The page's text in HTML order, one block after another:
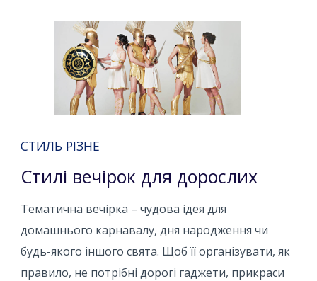
СТИЛЬ РІЗНЕ
Стилі вечірок для дорослих
Тематична вечірка – чудова ідея для
домашнього карнавалу, дня народження чи
будь-якого іншого свята. Щоб її організувати, як
правило, не потрібні дорогі гаджети, прикраси